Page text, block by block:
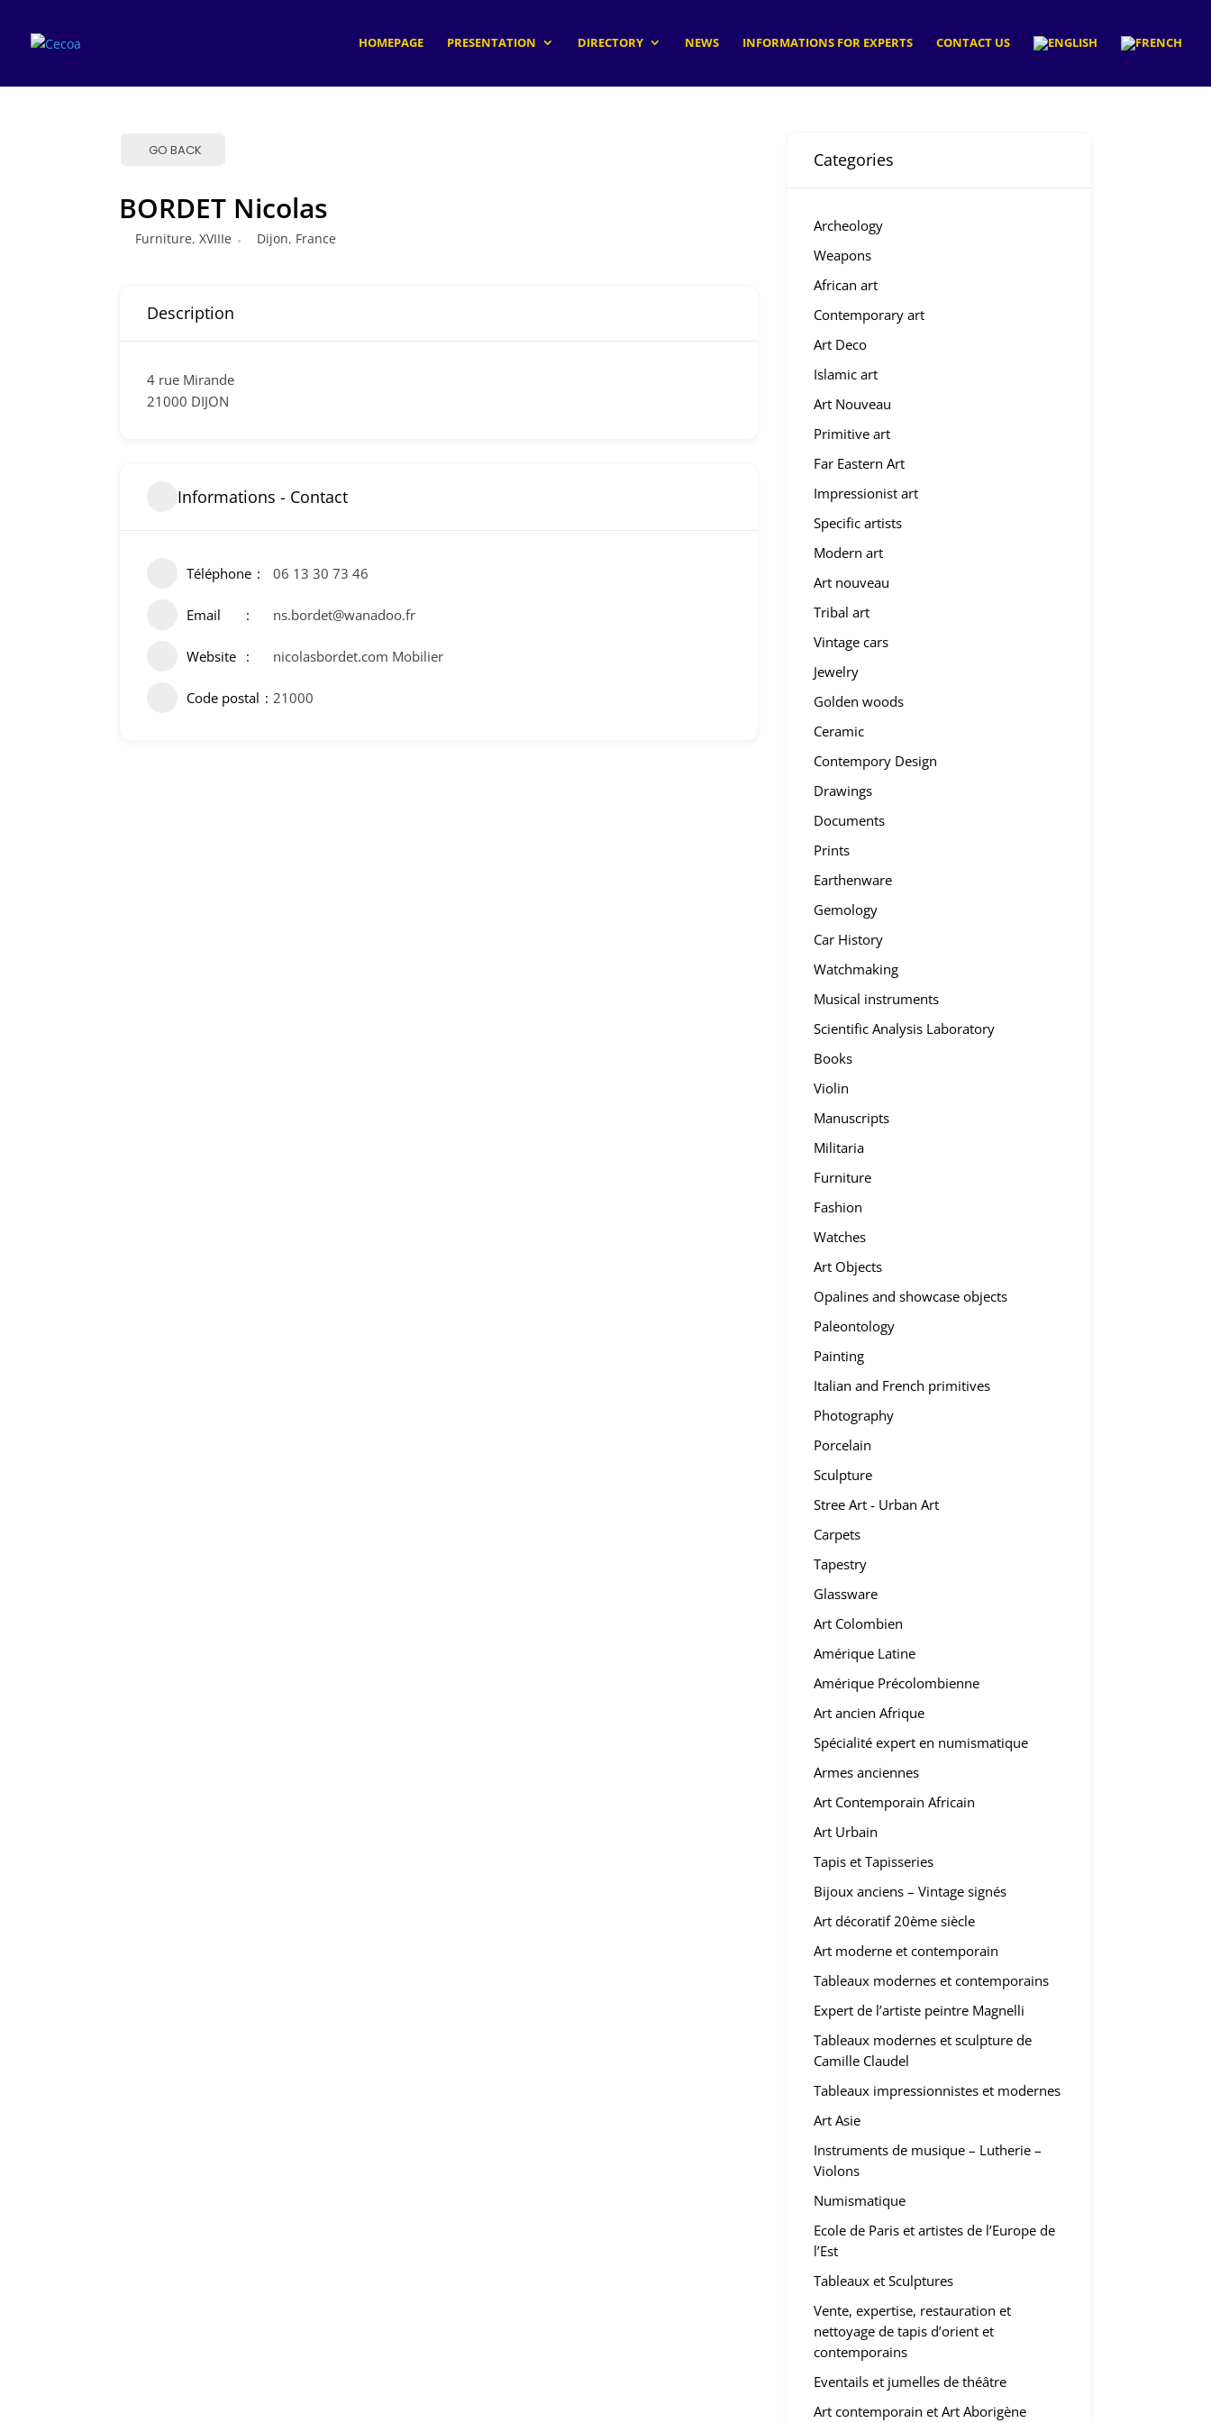
HOMEPAGE PRESENTATION DIRECTORY NEWS INFORMATIONS FOR EXPERTS CONTACT US
GO BACK
BORDET Nicolas
Furniture, XVIIIe Dijon, France
Description
4 rue Mirande
21000 DIJON
Informations - Contact
Téléphone 06 13 30 73 46
Email ns.bordet@wanadoo.fr
Website nicolasbordet.com Mobilier
Code postal 21000
Categories
Archeology
Weapons
African art
Contemporary art
Art Deco
Islamic art
Art Nouveau
Primitive art
Far Eastern Art
Impressionist art
Specific artists
Modern art
Art nouveau
Tribal art
Vintage cars
Jewelry
Golden woods
Ceramic
Contempory Design
Drawings
Documents
Prints
Earthenware
Gemology
Car History
Watchmaking
Musical instruments
Scientific Analysis Laboratory
Books
Violin
Manuscripts
Militaria
Furniture
Fashion
Watches
Art Objects
Opalines and showcase objects
Paleontology
Painting
Italian and French primitives
Photography
Porcelain
Sculpture
Stree Art - Urban Art
Carpets
Tapestry
Glassware
Art Colombien
Amérique Latine
Amérique Précolombienne
Art ancien Afrique
Spécialité expert en numismatique
Armes anciennes
Art Contemporain Africain
Art Urbain
Tapis et Tapisseries
Bijoux anciens – Vintage signés
Art décoratif 20ème siècle
Art moderne et contemporain
Tableaux modernes et contemporains
Expert de l’artiste peintre Magnelli
Tableaux modernes et sculpture de
Camille Claudel
Tableaux impressionnistes et modernes
Art Asie
Instruments de musique – Lutherie –
Violons
Numismatique
Ecole de Paris et artistes de l’Europe de
l’Est
Tableaux et Sculptures
Vente, expertise, restauration et
nettoyage de tapis d’orient et
contemporains
Eventails et jumelles de théâtre
Art contemporain et Art Aborigène